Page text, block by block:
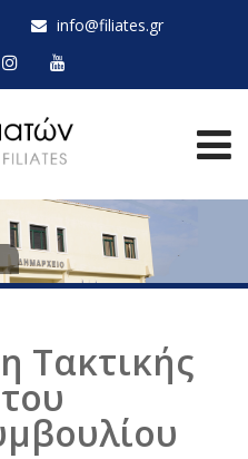
info@filiates.gr
Τακτικής